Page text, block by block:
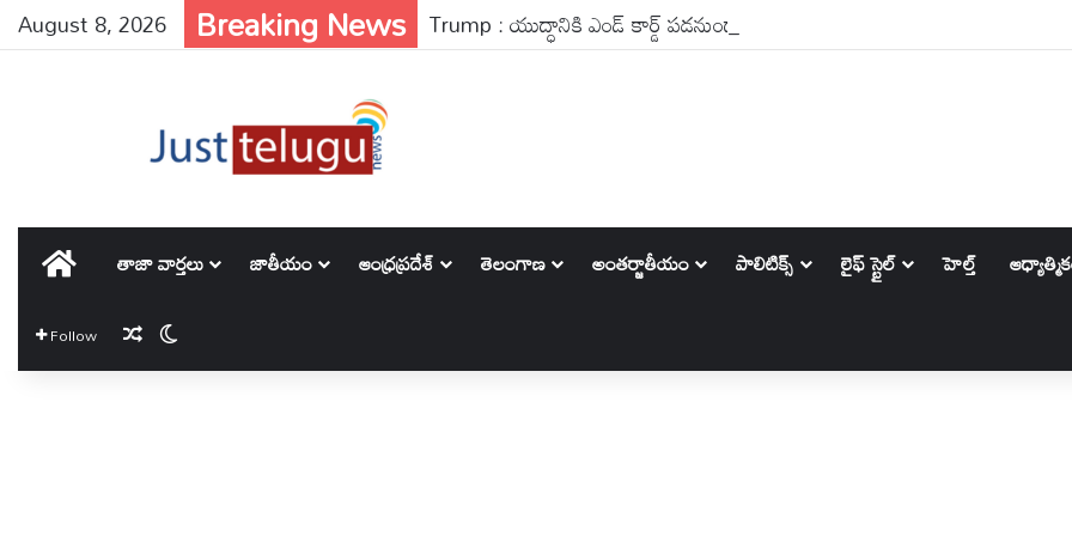
August 8, 2026 Breaking News Trump : యుద్ధానికి ఎండ్ కార్డ్ పడనుందా ? ట్రంప్ కామెంట్లు ఏం చెబుతున్నాయి?
తాజా వార్తలు జాతీయం ఆంధ్రప్రదేశ్ తెలంగాణ అంతర్జాతీయం పాలిటిక్స్‌ లైఫ్ స్టైల్ హెల్త్
Follow Random Article